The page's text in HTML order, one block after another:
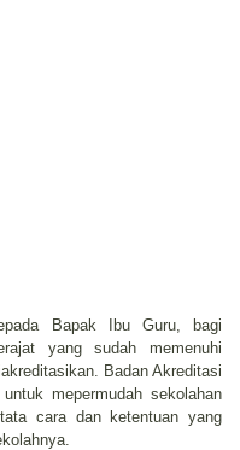
Bapak Ibu Guru, bagi
yang sudah memenuhi
Badan Akreditasi
mepermudah sekolahan
cara dan ketentuan yang